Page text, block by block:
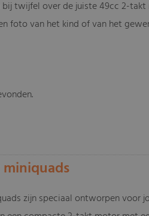
bij twijfel over de juiste 49cc 2-
foto van het kind of van het
zijn speciaal ontworpen voor